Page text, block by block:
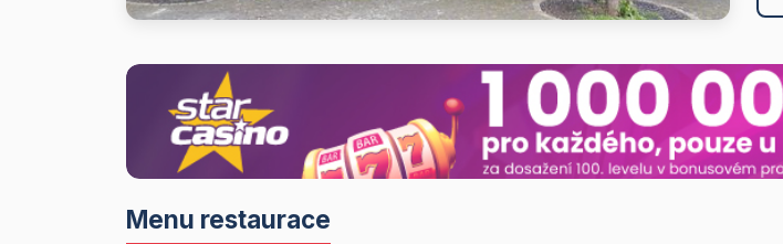
Menu restaurace